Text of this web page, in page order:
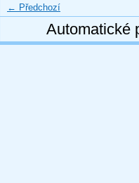
← Předchozí
Automatické